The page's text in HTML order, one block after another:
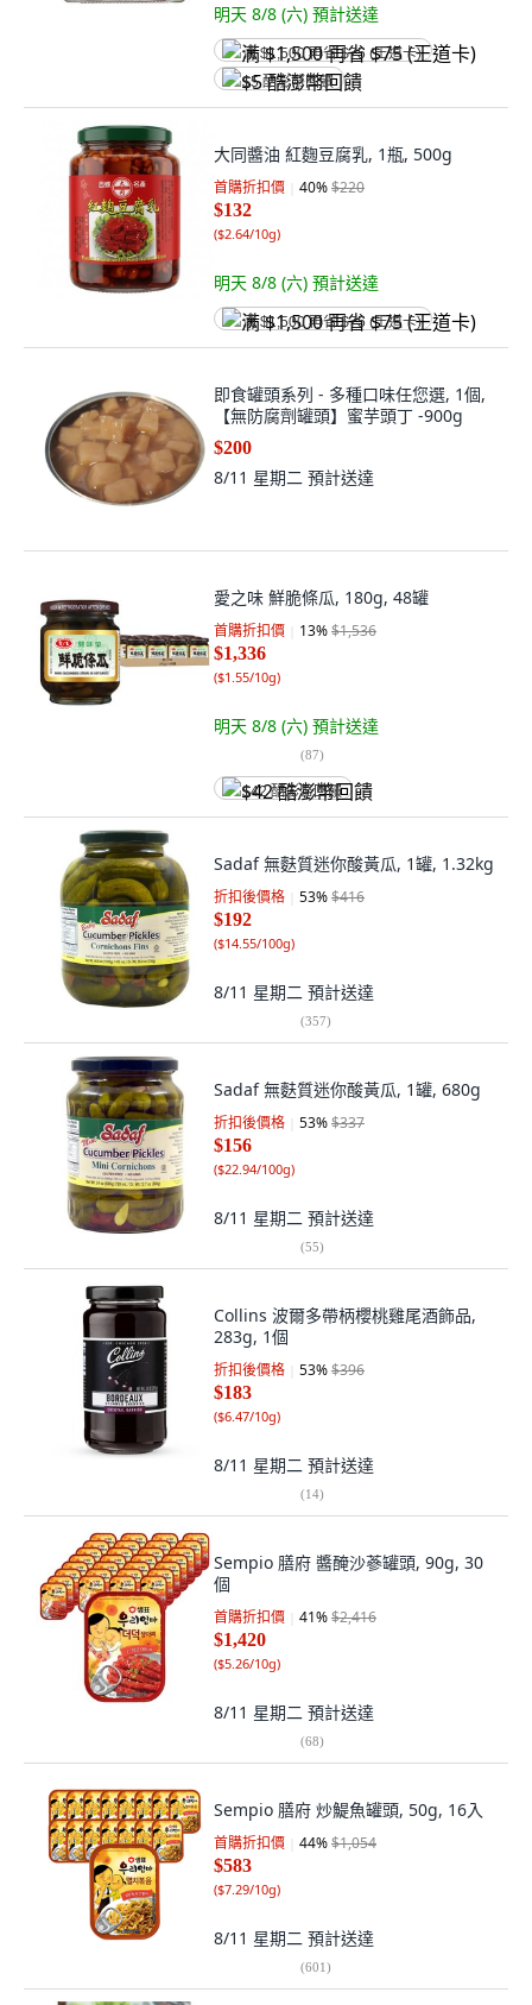
明天 8/8 (六) 預計送達
满 $1,500 再省 $75 (王道卡)
$5 酷澎幣回饋
大同醬油 紅麴豆腐乳, 1瓶, 500g
首購折扣價 40%$220
$132
($2.64/10g)
明天 8/8 (六) 預計送達
满 $1,500 再省 $75 (王道卡)
即食罐頭系列 - 多種口味任您選, 1個,
【無防腐劑罐頭】蜜芋頭丁 -900g
$200
8/11 星期二 預計送達
愛之味 鮮脆條瓜, 180g, 48罐
首購折扣價 13%$1,536
$1,336
($1.55/10g)
明天 8/8 (六) 預計送達
(87)
$42 酷澎幣回饋
Sadaf 無麩質迷你酸黃瓜, 1罐, 1.32kg
折扣後價格 53%$416
$192
($14.55/100g)
8/11 星期二 預計送達
(357)
Sadaf 無麩質迷你酸黃瓜, 1罐, 680g
折扣後價格 53%$337
$156
($22.94/100g)
8/11 星期二 預計送達
(55)
Collins 波爾多帶柄櫻桃雞尾酒飾品,
283g, 1個
折扣後價格 53%$396
$183
($6.47/10g)
8/11 星期二 預計送達
(14)
Sempio 膳府 醬醃沙蔘罐頭, 90g, 30
個
首購折扣價 41%$2,416
$1,420
($5.26/10g)
8/11 星期二 預計送達
(68)
Sempio 膳府 炒鯷魚罐頭, 50g, 16入
首購折扣價 44%$1,054
$583
($7.29/10g)
8/11 星期二 預計送達
(601)